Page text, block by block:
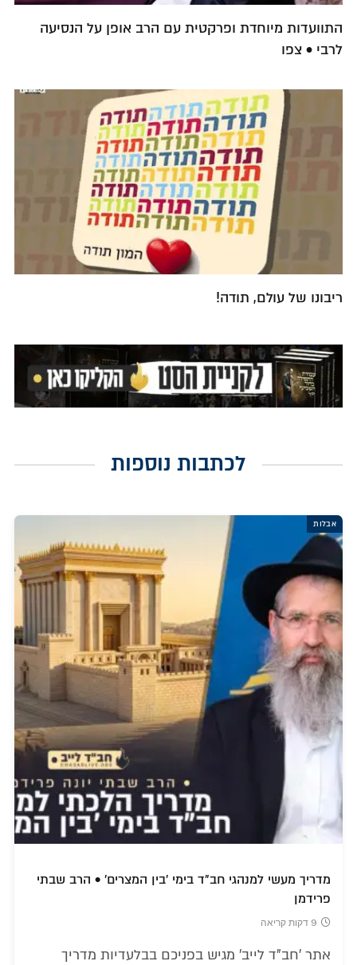
התוועדות מיוחדת ופרקטית עם הרב אופן על הנסיעה
לרבי • צפו
ריבונו של עולם, תודה!
לכתבות נוספות
אבלות
מדריך מעשי למנהגי חב"ד בימי 'בין המצרים' • הרב שבתי
פרידמן
9 דקות קריאה
אתר 'חב"ד לייב' מגיש בפניכם בבלעדיות מדריך